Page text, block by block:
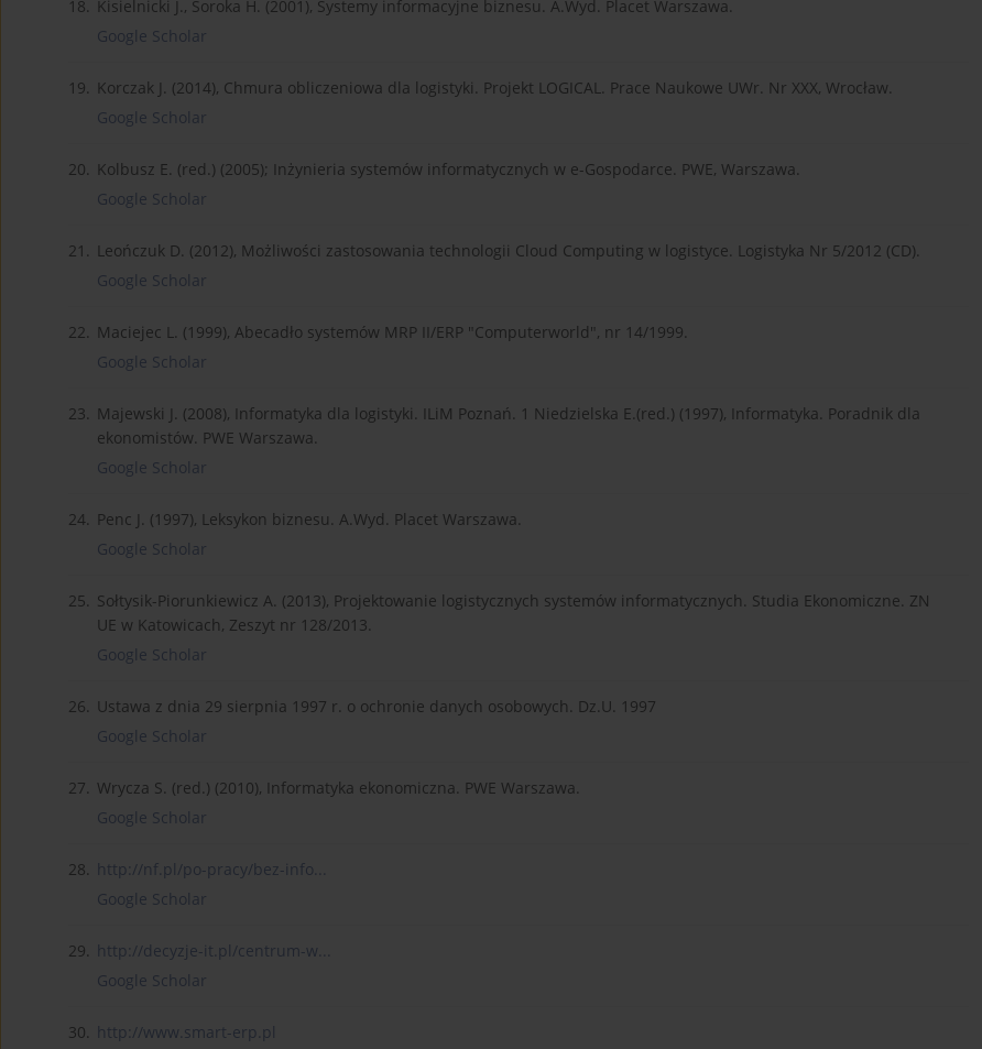
18. Kisielnicki J., Soroka H. (2001), Systemy informacyjne biznesu. A.Wyd. Placet Warszawa.
Google Scholar
19. Korczak J. (2014), Chmura obliczeniowa dla logistyki. Projekt LOGICAL. Prace Naukowe UWr. Nr XXX, Wrocław.
Google Scholar
20. Kolbusz E. (red.) (2005); Inżynieria systemów informatycznych w e-Gospodarce. PWE, Warszawa.
Google Scholar
21. Leończuk D. (2012), Możliwości zastosowania technologii Cloud Computing w logistyce. Logistyka Nr 5/2012 (CD).
Google Scholar
22. Maciejec L. (1999), Abecadło systemów MRP II/ERP "Computerworld", nr 14/1999.
Google Scholar
23. Majewski J. (2008), Informatyka dla logistyki. ILiM Poznań. 1 Niedzielska E.(red.) (1997), Informatyka. Poradnik dla
ekonomistów. PWE Warszawa.
Google Scholar
24. Penc J. (1997), Leksykon biznesu. A.Wyd. Placet Warszawa.
Google Scholar
25. Sołtysik-Piorunkiewicz A. (2013), Projektowanie logistycznych systemów informatycznych. Studia Ekonomiczne. ZN
UE w Katowicach, Zeszyt nr 128/2013.
Google Scholar
26. Ustawa z dnia 29 sierpnia 1997 r. o ochronie danych osobowych. Dz.U. 1997
Google Scholar
27. Wrycza S. (red.) (2010), Informatyka ekonomiczna. PWE Warszawa.
Google Scholar
28. http://nf.pl/po-pracy/bez-info...
Google Scholar
29. http://decyzje-it.pl/centrum-w...
Google Scholar
30. http://www.smart-erp.pl